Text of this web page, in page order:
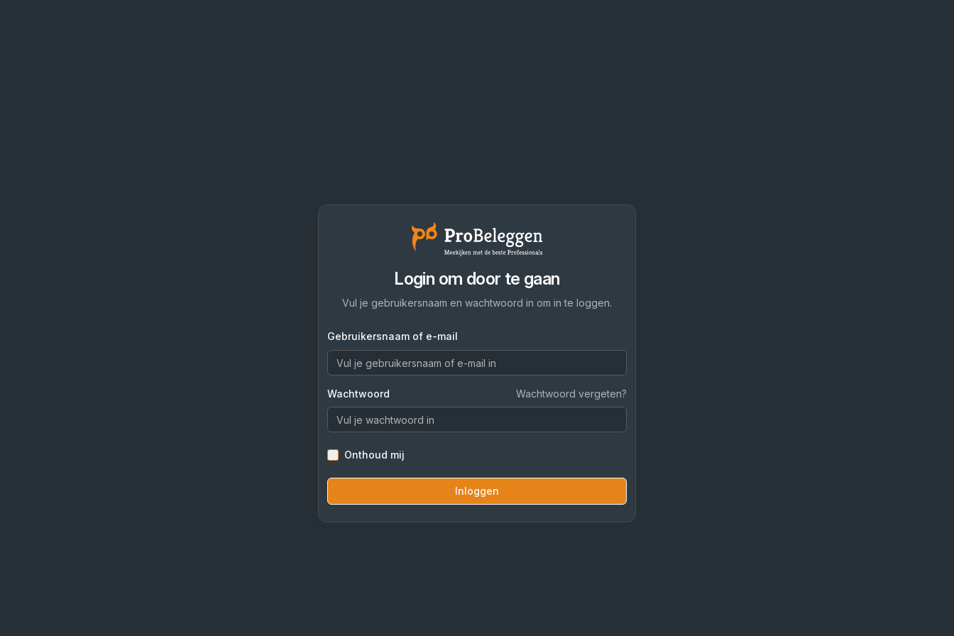
Login om door te gaan
Vul je gebruikersnaam en wachtwoord in om in te loggen.
Gebruikersnaam of e-mail
Wachtwoord Wachtwoord vergeten?
Onthoud mij
Inloggen